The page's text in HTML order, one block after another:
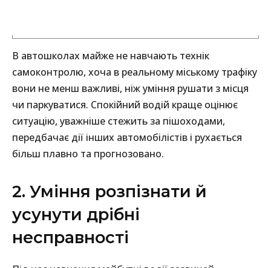
В автошколах майже не навчають технік
самоконтролю, хоча в реальному міському трафіку
вони не менш важливі, ніж уміння рушати з місця
чи паркуватися. Спокійний водій краще оцінює
ситуацію, уважніше стежить за пішоходами,
передбачає дії інших автомобілістів і рухається
більш плавно та прогнозовано.
2. Уміння розпізнати й
усунути дрібні
несправності